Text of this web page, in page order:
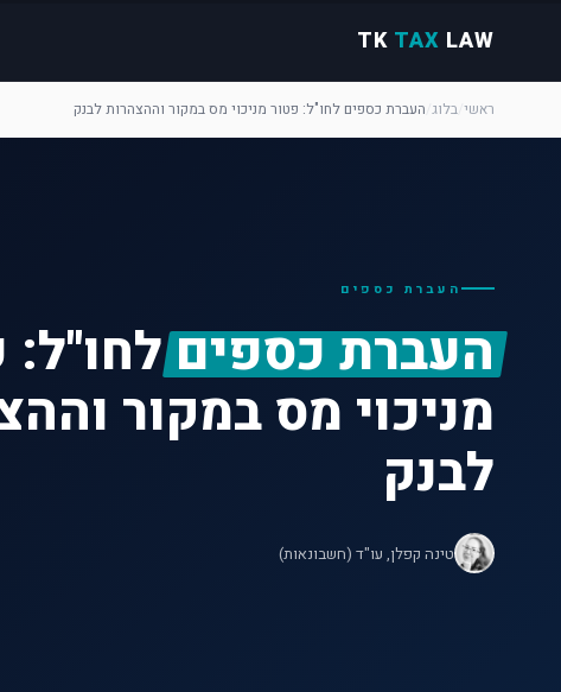
TK TAX LAW
ראשי בלוג העברת כספים לחו"ל: פטור מניכוי מס במקור וההצהרות לבנק
העברת כספים
העברת כספיםלחו"ל:
מניכוי מס במקור
לבנק
טינה קפלן, עו"ד (חשבונאות)